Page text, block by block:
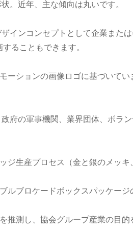
。近年、主な傾向は丸いです。
インコンセプトとして企業また
ることもできます。
ーションの画像ロゴに基づいて
府の軍事機関、業界団体、ボラ
ジ生産プロセス（金と銀のメッ
ルブロケードボックスパッケージ
推測し、協会グループ産業の目的